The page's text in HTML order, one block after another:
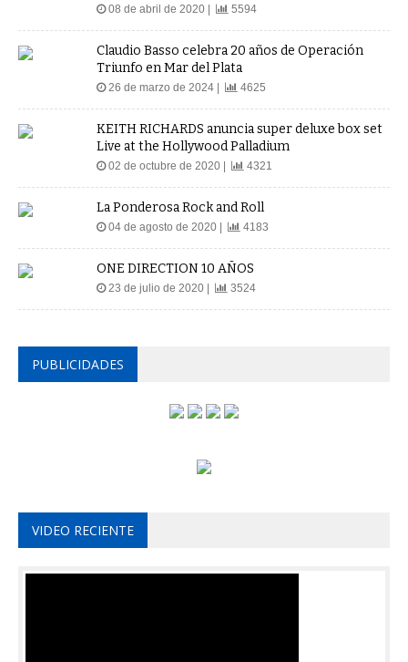
08 de abril de 2020 | 5594
Claudio Basso celebra 20 años de Operación
Triunfo en Mar del Plata
26 de marzo de 2024 | 4625
KEITH RICHARDS anuncia super deluxe box set
Live at the Hollywood Palladium
02 de octubre de 2020 | 4321
La Ponderosa Rock and Roll
04 de agosto de 2020 | 4183
ONE DIRECTION 10 AÑOS
23 de julio de 2020 | 3524
PUBLICIDADES
VIDEO RECIENTE